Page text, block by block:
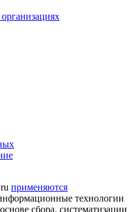
применяются
технологии
сбора, систематизации